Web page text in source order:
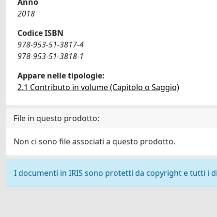
2018
Codice ISBN
978-953-51-3817-4
978-953-51-3818-1
Appare nelle tipologie:
2.1 Contributo in volume (Capitolo o Saggio)
File in questo prodotto:
Non ci sono file associati a questo prodotto.
I documenti in IRIS sono protetti da copyright e tutti i